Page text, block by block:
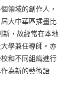
領域的創作人，
大中華區插畫比
新，故經常在本地
學兼任導師。亦
和不同組織進行
為新的藝術語